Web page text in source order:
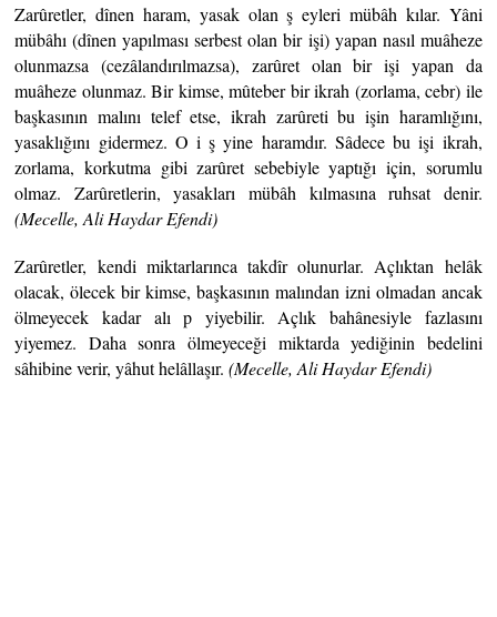
Zarûretler, dînen haram, yasak olan ş eyleri mübâh kılar. Yâni
mübâhı (dînen yapılması serbest olan bir işi) yapan nasıl muâheze
olunmazsa (cezâlandırılmazsa), zarûret olan bir işi yapan da
muâheze olunmaz. Bir kimse, mûteber bir ikrah (zorlama, cebr) ile
başkasının malını telef etse, ikrah zarûreti bu işin haramlığını,
yasaklığını gidermez. O i ş yine haramdır. Sâdece bu işi ikrah,
zorlama, korkutma gibi zarûret sebebiyle yaptığı için, sorumlu
olmaz. Zarûretlerin, yasakları mübâh kılmasına ruhsat denir.
(Mecelle, Ali Haydar Efendi)
Zarûretler, kendi miktarlarınca takdîr olunurlar. Açlıktan helâk
olacak, ölecek bir kimse, başkasının malından izni olmadan ancak
ölmeyecek kadar alı p yiyebilir. Açlık bahânesiyle fazlasını
yiyemez. Daha sonra ölmeyeceği miktarda yediğinin bedelini
sâhibine verir, yâhut helâllaşır.(Mecelle, Ali Haydar Efendi)